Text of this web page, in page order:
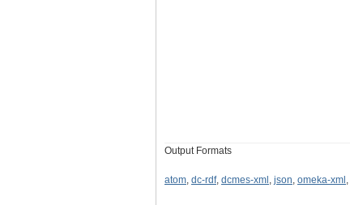
Output Formats
atom, dc-rdf, dcmes-xml , json, omeka-xml ,